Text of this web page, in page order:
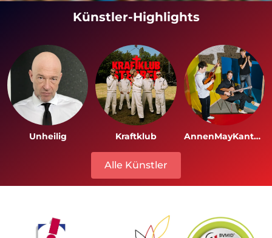
Künstler-Highlights
Unheilig Kraftklub AnnenMayKantereit
Alle Künstler